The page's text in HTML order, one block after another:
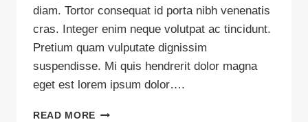
diam. Tortor consequat id porta nibh venenatis
cras. Integer enim neque volutpat ac tincidunt.
Pretium quam vulputate dignissim
suspendisse. Mi quis hendrerit dolor magna
eget est lorem ipsum dolor….
READ MORE WHY